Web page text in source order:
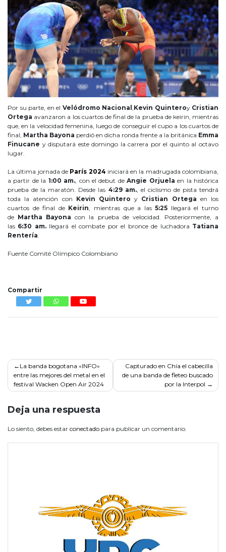
Por su parte, en el Velódromo Nacional ,Kevin Quinteroy Cristian
Ortega avanzaron a los cuartos de final de la prueba de keirin, mientras
que, en la velocidad femenina, luego de conseguir el cupo a los cuartos de
final, Martha Bayona perdió en dicha ronda frente a la británica Emma
Finucane y disputará este domingo la carrera por el quinto al octavo
lugar.
La última jornada de París 2024 iniciará en la madrugada colombiana,
a partir de la 1:00 am., con el debut deAngie Orjuela en la histórica
prueba de la maratón. Desde las 4:29 am., el ciclismo de pista tendrá
toda la atención con Kevin Quintero y Cristian Ortega en los
cuartos de final de Keirin, mientras que a las5:25 llegará el turno
de Martha Bayona con la prueba de velocidad. Posteriormente, a
las 6:30 am.llegará el combate por el bronce de luchadora Tatiana
Rentería.
Fuente Comité Olímpico Colombiano
Compartir
Navegación
de
entradas
La banda bogotana «INFO»
entre las mejores del metal en el
festival Wacken Open Air 2024
Capturado en Chía el cabecilla
de una banda de fleteo buscado
por la Interpol
Deja una respuesta
Lo siento, debes estar conectado para publicar un comentario.